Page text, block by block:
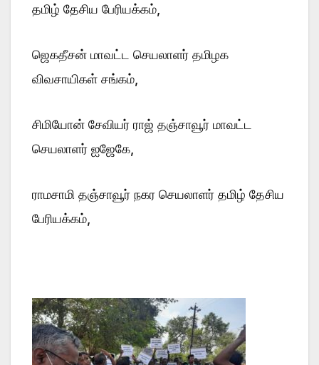
தமிழ் தேசிய பேரியக்கம்,
ஜெகதீசன் மாவட்ட செயலாளர் தமிழக
விவசாயிகள் சங்கம்,
சிமியோன் சேவியர் ராஜ் தஞ்சாவூர் மாவட்ட
செயலாளர் ஐஜேகே,
ராமசாமி தஞ்சாவூர் நகர செயலாளர் தமிழ் தேசிய
பேரியக்கம்,